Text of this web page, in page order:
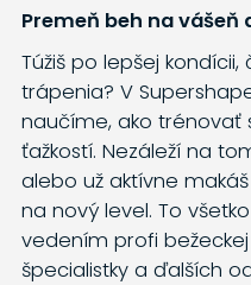
Premeň beh na
Túžiš po lepšej
trápenia? V Supershape
naučíme, ako trénovať
ťažkostí. Nezáleží na
alebo už aktívne
na nový level. To
vedením profi
špecialistky a ďalších